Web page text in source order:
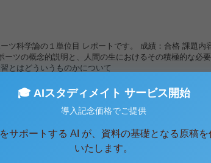
ツ科学論の１単位目 レポートです。 成績：合格 課題内
ーツの概念的説明と、人間の生におけるその積極的な必
とはどういうものかについて
閲覧(554)
🎓 AIスタディメイト サービス開始
導入記念価格でご提供
サポートする AI が、資料の基礎となる原稿を
いたします。